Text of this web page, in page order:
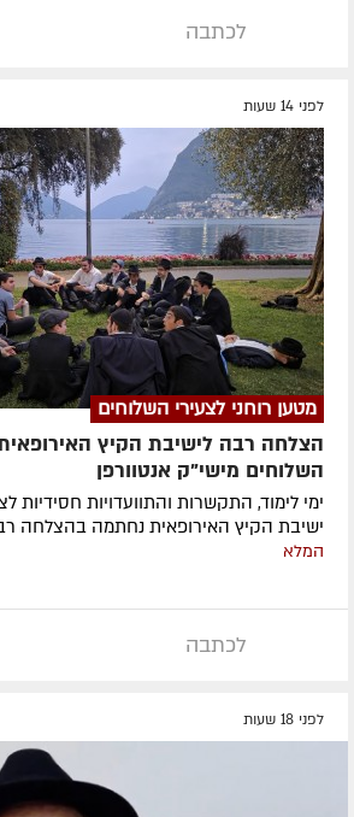
לכתבה
לפני 14 שעות
מטען רוחני לצעירי השלוחים
הצלחה רבה לישיבת הקיץ
השלוחים מישי"ק אנטוורפן
ימי לימוד, התקשרות והתוועדויות חסידיות
ישיבת הקיץ האירופאית נחתמה בהצלחה
המלא
לכתבה
לפני 18 שעות